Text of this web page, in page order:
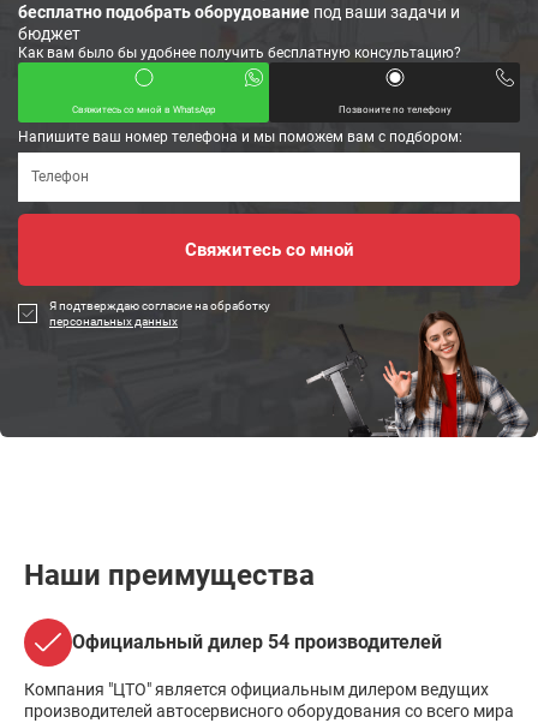
бесплатно подобрать оборудование под ваши задачи и
бюджет
Как вам было бы удобнее получить бесплатную консультацию?
Свяжитесь со мной в WhatsApp Позвоните по телефону
Напишите ваш номер телефона и мы поможем вам с подбором:
Я подтверждаю согласие на обработку
персональных данных
Наши преимущества
Официальный дилер 54 производителей
Компания "ЦТО" является официальным дилером ведущих
производителей автосервисного оборудования со всего мира